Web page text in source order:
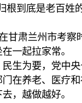
到底是老百姓
肃兰州市考察
一起拉家常。
生为要，党中央
在养老、医疗
，越做越好。